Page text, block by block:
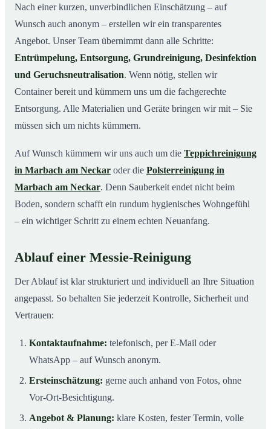
Nach einer kurzen, unverbindlichen Einschätzung – auf
Wunsch auch anonym – erstellen wir ein transparentes
Angebot. Unser Team übernimmt dann alle Schritte:
Entrümpelung, Entsorgung, Grundreinigung, Desinfektion
und Geruchsneutralisation. Wenn nötig, stellen wir
Container bereit und kümmern uns um die fachgerechte
Entsorgung. Alle Materialien und Geräte bringen wir mit – Sie
müssen sich um nichts kümmern.
Auf Wunsch kümmern wir uns auch um die Teppichreinigung
in Marbach am Neckar oder die Polsterreinigung in
Marbach am Neckar. Denn Sauberkeit endet nicht beim
Boden, sondern schafft ein rundum hygienisches Wohngefühl
– ein wichtiger Schritt zu einem echten Neuanfang.
Ablauf einer Messie-Reinigung
Der Ablauf ist klar strukturiert und individuell an Ihre Situation
angepasst. So behalten Sie jederzeit Kontrolle, Sicherheit und
Vertrauen:
Kontaktaufnahme: telefonisch, per E-Mail oder
WhatsApp – auf Wunsch anonym.
Ersteinschätzung: gerne auch anhand von Fotos, ohne
Vor-Ort-Besichtigung.
Angebot & Planung: klare Kosten, fester Termin, volle